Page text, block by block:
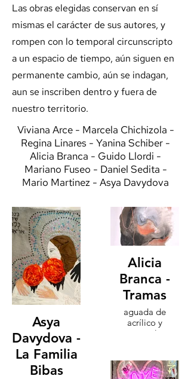
Las obras elegidas conservan en sí
mismas el carácter de sus autores, y
rompen con lo temporal circunscripto
a un espacio de tiempo, aún siguen en
permanente cambio, aún se indagan,
aun se inscriben dentro y fuera de
nuestro territorio.
Viviana Arce - Marcela Chichizola -
Regina Linares - Yanina Schiber -
Alicia Branca - Guido Llordi -
Mariano Fuseo - Daniel Sedita -
Mario Martinez - Asya Davydova
Asya
Davydova -
La Familia
Bibas
Alicia
Branca -
Tramas
aguada de
acrílico y
acuarela